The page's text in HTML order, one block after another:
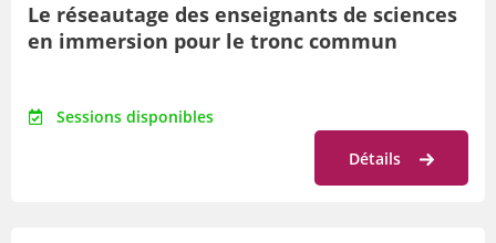
Le réseautage des enseignants de sciences
en immersion pour le tronc commun
Sessions disponibles
Détails